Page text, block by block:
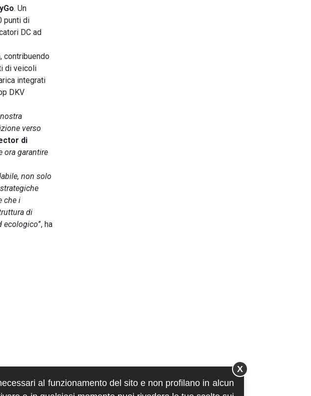
. Un
punti di
DC ad
contribuendo
di veicoli
integrati
DKV
verso
di
ora garantire
non solo
che i
di
ecologico”, ha
al funzionamento del sito e non profilano in alcun
X